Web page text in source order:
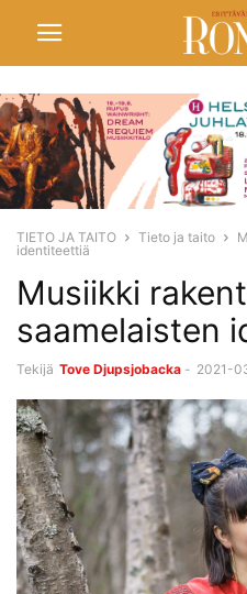
TIETO JA TAITO Tieto ja taito
identiteettiä
Musiikki
saamelaisten
Tekijä Tove Djupsjobacka - 2021-